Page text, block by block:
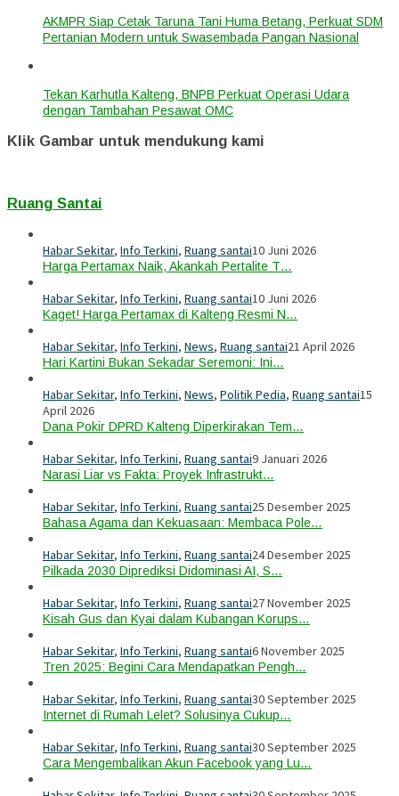
AKMPR Siap Cetak Taruna Tani Huma Betang, Perkuat SDM
Pertanian Modern untuk Swasembada Pangan Nasional
Tekan Karhutla Kalteng, BNPB Perkuat Operasi Udara
dengan Tambahan Pesawat OMC
Klik Gambar untuk mendukung kami
Ruang Santai
Habar Sekitar, Info Terkini, Ruang santai10 Juni 2026
Harga Pertamax Naik, Akankah Pertalite T…
Habar Sekitar, Info Terkini, Ruang santai10 Juni 2026
Kaget! Harga Pertamax di Kalteng Resmi N…
Habar Sekitar, Info Terkini, News, Ruang santai21 April 2026
Hari Kartini Bukan Sekadar Seremoni: Ini…
Habar Sekitar, Info Terkini, News, Politik Pedia, Ruang santai15
April 2026
Dana Pokir DPRD Kalteng Diperkirakan Tem…
Habar Sekitar, Info Terkini, Ruang santai9 Januari 2026
Narasi Liar vs Fakta: Proyek Infrastrukt…
Habar Sekitar, Info Terkini, Ruang santai25 Desember 2025
Bahasa Agama dan Kekuasaan: Membaca Pole…
Habar Sekitar, Info Terkini, Ruang santai24 Desember 2025
Pilkada 2030 Diprediksi Didominasi AI, S…
Habar Sekitar, Info Terkini, Ruang santai27 November 2025
Kisah Gus dan Kyai dalam Kubangan Korups…
Habar Sekitar, Info Terkini, Ruang santai6 November 2025
Tren 2025: Begini Cara Mendapatkan Pengh…
Habar Sekitar, Info Terkini, Ruang santai30 September 2025
Internet di Rumah Lelet? Solusinya Cukup…
Habar Sekitar, Info Terkini, Ruang santai30 September 2025
Cara Mengembalikan Akun Facebook yang Lu…